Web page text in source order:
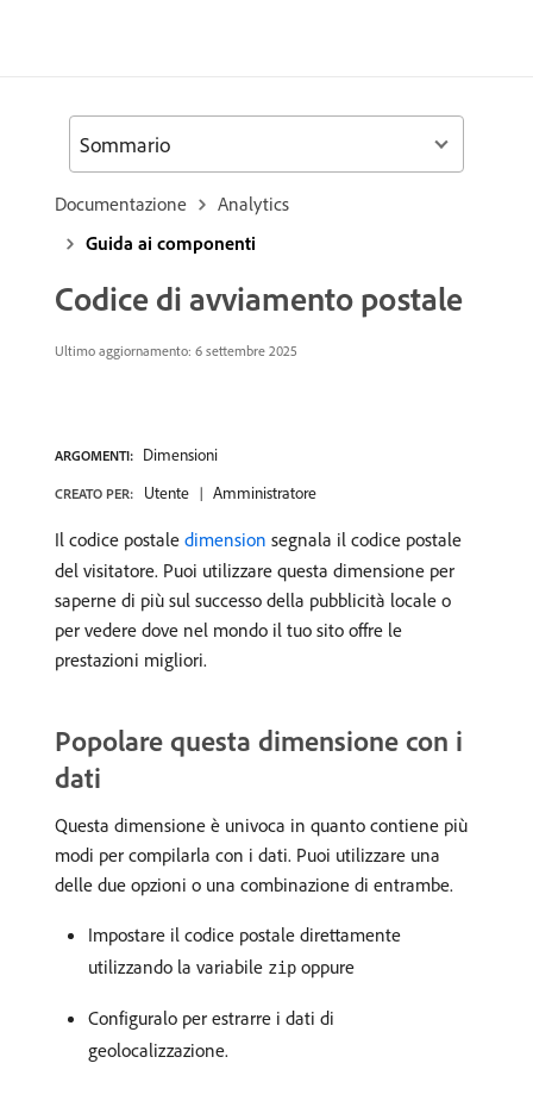
Documentazione
Analytics
Guida ai componenti
Codice di avviamento postale
Ultimo aggiornamento: 6 settembre 2025
ARGOMENTI: Dimensioni
CREATO PER: Utente Amministratore
Il codice postale dimension segnala il codice postale
del visitatore. Puoi utilizzare questa dimensione per
saperne di più sul successo della pubblicità locale o
per vedere dove nel mondo il tuo sito offre le
prestazioni migliori.
Popolare questa dimensione con i
dati
Questa dimensione è univoca in quanto contiene più
modi per compilarla con i dati. Puoi utilizzare una
delle due opzioni o una combinazione di entrambe.
Impostare il codice postale direttamente
utilizzando la variabile zip oppure
Configuralo per estrarre i dati di
geolocalizzazione.
Sommario